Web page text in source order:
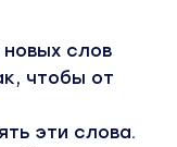
слов
чтобы от
эти слова.